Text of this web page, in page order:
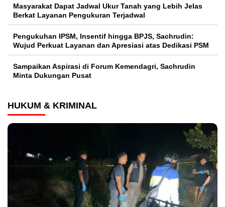
Masyarakat Dapat Jadwal Ukur Tanah yang Lebih Jelas
Berkat Layanan Pengukuran Terjadwal
Pengukuhan IPSM, Insentif hingga BPJS, Sachrudin:
Wujud Perkuat Layanan dan Apresiasi atas Dedikasi PSM
Sampaikan Aspirasi di Forum Kemendagri, Sachrudin
Minta Dukungan Pusat
HUKUM & KRIMINAL